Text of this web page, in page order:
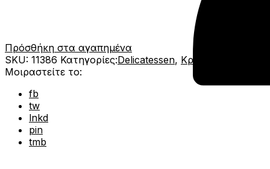
Πρόσθήκη στα αγαπημένα
SKU: 11386 Κατηγορίες:Delicatessen, Κράκερς- Κριτσινια
Μοιραστείτε το:
fb
tw
lnkd
pin
tmb